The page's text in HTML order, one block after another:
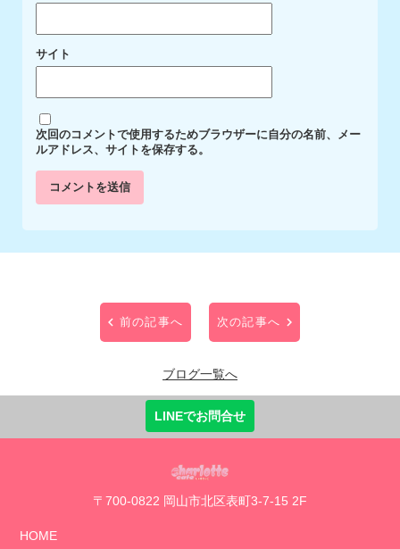
サイト
次回のコメントで使用するためブラウザーに自分の名前、メー
ルアドレス、サイトを保存する。
前の記事へ 次の記事へ
ブログ一覧へ
LINEでお問合せ
〒700-0822 岡山市北区表町3-7-15 2F
HOME